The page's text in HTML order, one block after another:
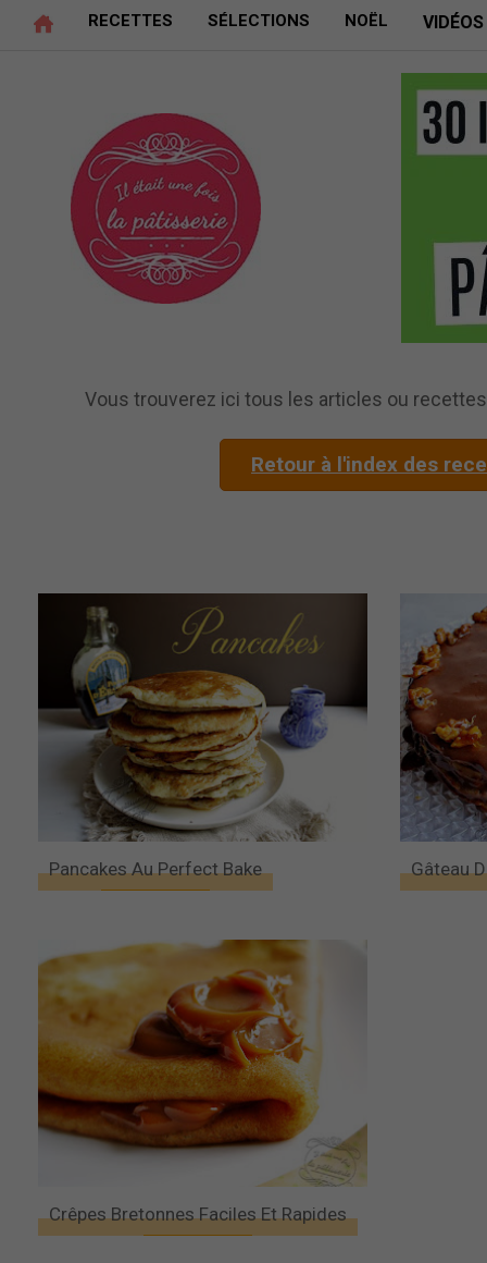
RECETTES SÉLECTIONS NOËL VIDÉOS
Vous trouverez ici tous les articles ou
Retour à l'index des
Pancakes Au Perfect Bake Gâteau
Crêpes Bretonnes Faciles Et Rapides